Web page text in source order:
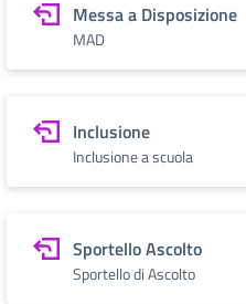
Messa a Disposizione
MAD
Inclusione
Inclusione a scuola
Sportello Ascolto
Sportello di Ascolto